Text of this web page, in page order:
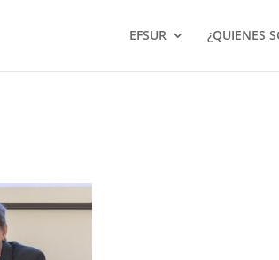
EFSUR ¿QUIENES